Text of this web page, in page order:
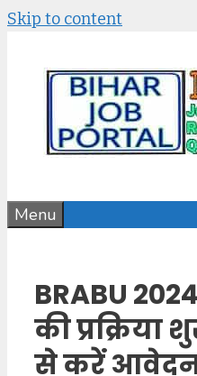
Skip to content
Menu
BRABU
की प्रक्रिया
से करें आवेदन